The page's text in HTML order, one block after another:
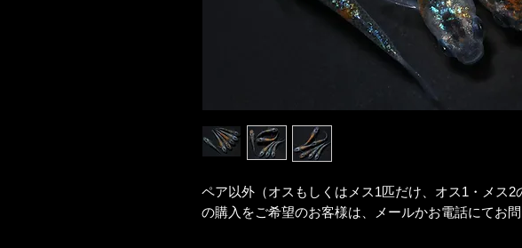
ペア以外（オスもしくはメス1匹だけ、オス1・メス2
の購入をご希望のお客様は、メールかお電話にてお問